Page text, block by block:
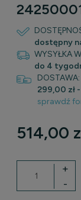
dostępny
WYSYŁKA
do 4
DOSTAWA:
299,00 zł
Cena nie
sprawdź
514,00
-
+